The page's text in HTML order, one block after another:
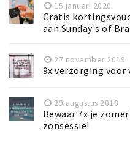
15 januari 2020
Gratis
aan Sunday's of
27 november 2019
9x verzorging voor
29 augustus 2018
Bewaar 7x je
zonsessie!